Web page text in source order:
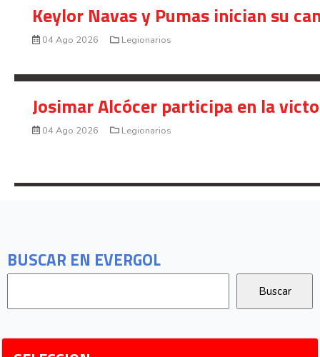
BUSCAR EN EVERGOL
Keylor Navas y Pumas inician su
04 Ago 2026 Legionarios
Josimar Alcócer participa en la
04 Ago 2026 Legionarios